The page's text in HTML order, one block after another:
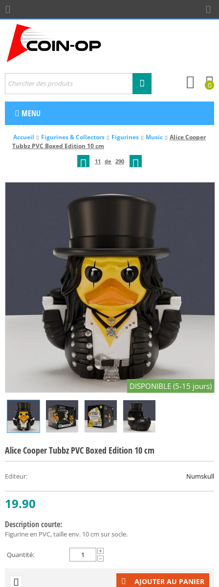
0
MENU
Accueil Figurines & Collectors Figurines Music
Alice Cooper
Tubbz PVC Boxed Edition 10 cm
11 de 290
DISPONIBLE (5-15 jours)
Alice Cooper Tubbz PVC Boxed Edition 10 cm
Editeur: Numskull
19.90
Description courte:
Figurine en PVC, taille env. 10 cm sur socle.
Quantité:
+
−
AJOUTER AU PANIER